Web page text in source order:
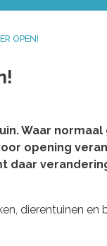
OPEN!
Waar
opening
daar
dierentuinen en